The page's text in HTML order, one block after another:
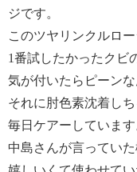
ジです。
このツヤリンクルロー
1番試したかったクビ
気が付いたらピーンな
それに肘色素沈着し
毎日ケアーしています
中島さんが言ってい